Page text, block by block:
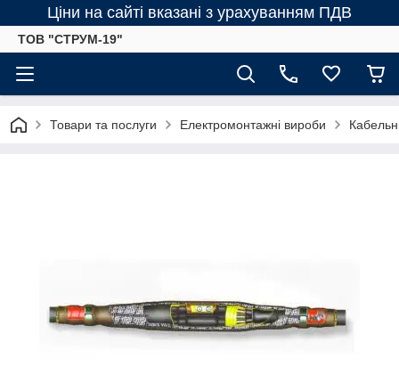
Ціни на сайті вказані з урахуванням ПДВ
ТОВ "СТРУМ-19"
Товари та послуги Електромонтажні вироби